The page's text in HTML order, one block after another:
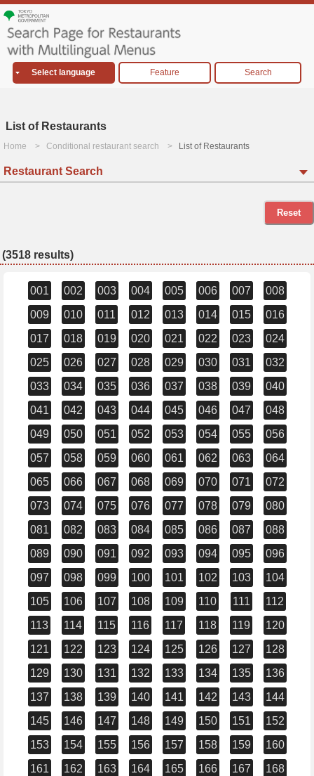
Select language Feature Search
List of Restaurants
Home Conditional restaurant search List of Restaurants
Restaurant Search
Reset
(3518 results)
001 002 003 004 005 006 007
008
009
010 011 012 013 014 015
016
017
018 019 020 021 022 023
024
025
026 027 028 029 030 031
032
033
034 035 036 037 038 039
040
041
042 043 044 045 046 047
048
049
050 051 052 053 054 055
056
057
058 059 060 061 062 063
064
065
066 067 068 069 070 071
072
073
074 075 076 077 078 079
080
081
082 083 084 085 086 087
088
089
090 091 092 093 094 095
096
097
098 099 100 101 102 103
104
105
106 107 108 109 110 111
112
113
114 115 116 117 118 119
120
121
122 123 124 125 126 127
128
129
130 131 132 133 134 135
136
137
138 139 140 141 142 143
144
145
146 147 148 149 150 151
152
153
154 155 156 157 158 159
160
161
162 163 164 165 166 167
168